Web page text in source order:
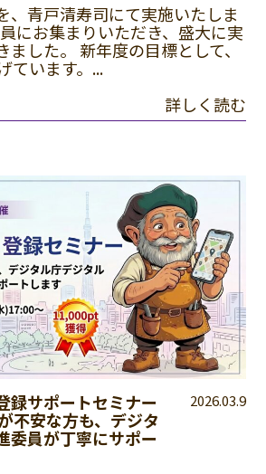
、青戸清寿司にて実施いたしま
にお集まりいただき、盛大に実
した。 新年度の目標として、
ています。...
詳しく読む
録サポートセミナー
不安な方も、デジタ
委員が丁寧にサポー
2026.03.9